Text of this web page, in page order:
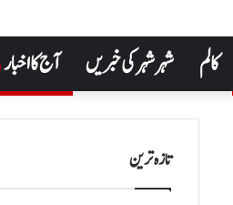
کالم شہر شہر کی خبریں آج کا اخبار
تازہ ترین